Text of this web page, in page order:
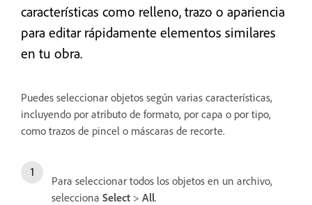
características como relleno, trazo o apariencia
para editar rápidamente elementos similares
en tu obra.
Puedes seleccionar objetos según varias características,
incluyendo por atributo de formato, por capa o por tipo,
como trazos de pincel o máscaras de recorte.
Para seleccionar todos los objetos en un archivo,
selecciona Select > All.